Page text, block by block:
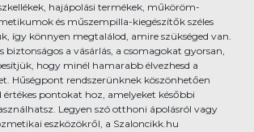
hajápolási termékek, műköröm-
és műszempilla-kiegészítők széles
így könnyen megtalálod, amire szükséged van.
biztonságos a vásárlás, a csomagokat gyorsan,
hogy minél hamarabb élvezhesd a
Hűségpont rendszerünknek köszönhetően
értékes pontokat hoz, amelyeket későbbi
Legyen szó otthoni ápolásról vagy
eszközökről, a Szaloncikk.hu